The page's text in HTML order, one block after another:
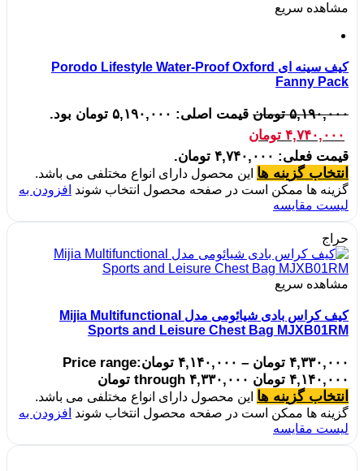
مشاهده سریع
کیف سینه ای Porodo Lifestyle Water-Proof Oxford
Fanny Pack
۵,۱۹۰,۰۰۰ تومان قیمت اصلی: ۵,۱۹۰,۰۰۰ تومان بود.
۴,۷۴۰,۰۰۰ تومان
قیمت فعلی: ۴,۷۴۰,۰۰۰ تومان.
انتخاب گزینه ها این محصول دارای انواع مختلفی می باشد.
گزینه ها ممکن است در صفحه محصول انتخاب شوند افزودن به
لیست مقایسه
حراج
مشاهده سریع
کیف کراس بادی شیائومی مدل Mijia Multifunctional
Sports and Leisure Chest Bag MJXB01RM
۴,۳۳۰,۰۰۰ تومان – ۴,۱۴۰,۰۰۰ تومانPrice range:
۴,۱۴۰,۰۰۰ تومان through ۴,۳۳۰,۰۰۰ تومان
انتخاب گزینه ها این محصول دارای انواع مختلفی می باشد.
گزینه ها ممکن است در صفحه محصول انتخاب شوند افزودن به
لیست مقایسه